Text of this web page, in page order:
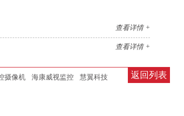
查看详情 +
查看详情 +
返回列表
摄像机 海康威视监控 慧翼科技